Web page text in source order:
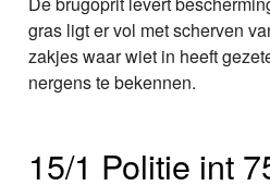
gras ligt er vol met scherven
zakjes waar wiet in heeft
nergens te bekennen.
15/1 Politie int